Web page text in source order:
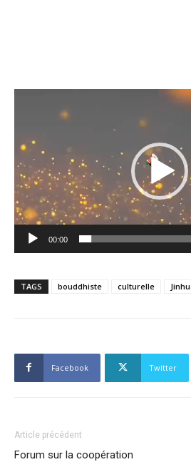
00:00
TAGS bouddhiste culturelle
Facebook Twitter
Article précédent
Forum sur la coopération